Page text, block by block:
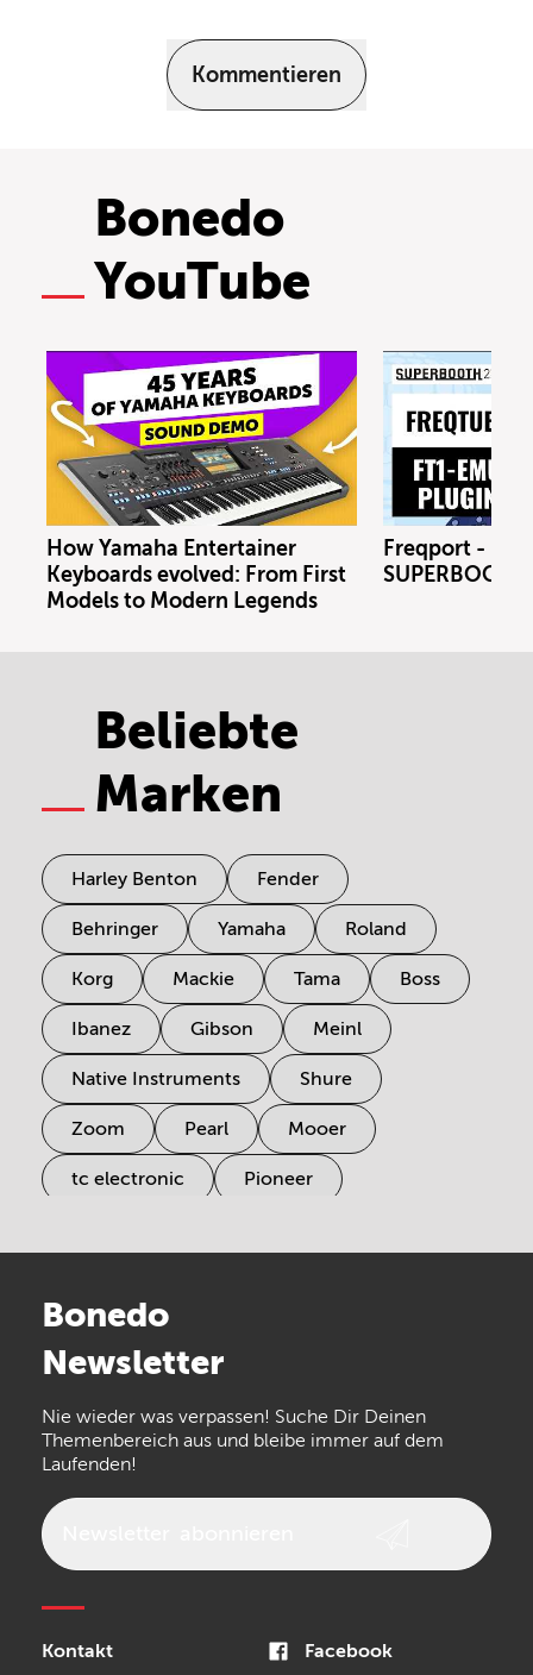
Kommentieren
Bonedo
YouTube
How Yamaha Entertainer
Keyboards evolved: From First
Models to Modern Legends
Freqport -
Beliebte
Marken
Harley Benton Fender
Behringer Yamaha Roland
Korg Mackie Tama Boss
Ibanez Gibson Meinl
Native Instruments Shure
Zoom Pearl Mooer
tc electronic Pioneer
Arturia
the t.bone
Walrus Audio Epiphone
Bonedo
Newsletter
Nie wieder was verpassen! Suche Dir Deinen
Themenbereich aus und bleibe immer auf dem
Laufenden!
Kontakt Facebook